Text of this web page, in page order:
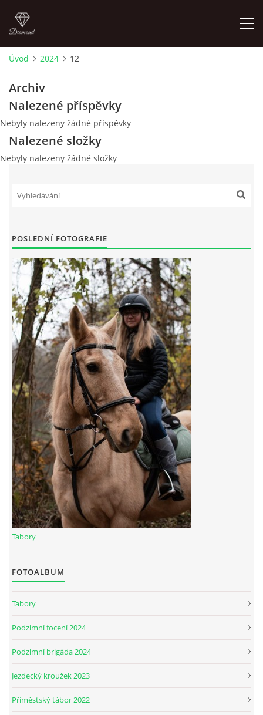
AKTUALITY
KONTAKT
FOTOALBUM
VIDEA
ODKAZY
NOVÝ PŘEKÁŽKOVÝ MATERIÁL
CENÍK SLUŽEB
PŘISPĚVEK ČUS KARVINA -PODPORA SPORTU V
MORAVSKOSLEZSKÉM KRAJI
NÁHRADNÍ TERMÍN BRIGÁDY PRO TY KTEŘÍ SE
NEDOSTAVILI NA PODZIMNÍ BRIGÁDU
ČLENOVÉ RYCHVALDU 2023
DNE 17.11.2023 KROUŽEK JEZDECTVÍ NENÍ
NABÍZÍME BRIGÁDU U NÁS VE STÁJI. PRO BLIŽŠÍ INFO
Úvod 2024 12
Archiv
Nalezené příspěvky
Nebyly nalezeny žádné příspěvky
Nalezené složky
Nebyly nalezeny žádné složky
POSLEDNÍ FOTOGRAFIE
Tabory
FOTOALBUM
Tabory
Podzimní focení 2024
Podzimní brigáda 2024
Jezdecký kroužek 2023
Příměstský tábor 2022